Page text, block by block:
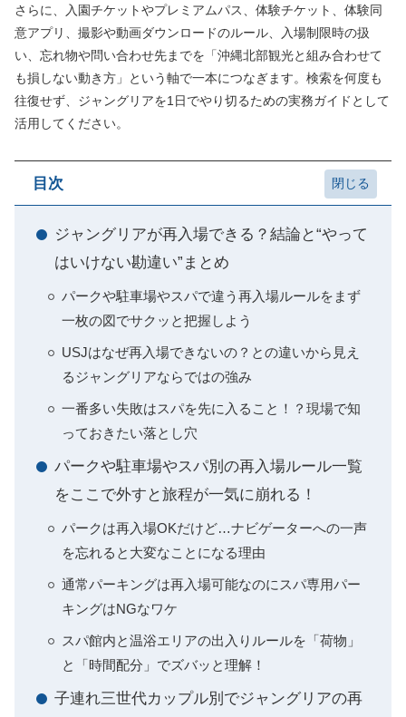
さらに、入園チケットやプレミアムパス、体験チケット、体験同
意アプリ、撮影や動画ダウンロードのルール、入場制限時の扱
い、忘れ物や問い合わせ先までを「沖縄北部観光と組み合わせて
も損しない動き方」という軸で一本につなぎます。検索を何度も
往復せず、ジャングリアを1日でやり切るための実務ガイドとして
活用してください。
目次
ジャングリアが再入場できる？結論と“やって
はいけない勘違い”まとめ
パークや駐車場やスパで違う再入場ルールをまず
一枚の図でサクッと把握しよう
USJはなぜ再入場できないの？との違いから見え
るジャングリアならではの強み
一番多い失敗はスパを先に入ること！？現場で知
っておきたい落とし穴
パークや駐車場やスパ別の再入場ルール一覧
をここで外すと旅程が一気に崩れる！
パークは再入場OKだけど…ナビゲーターへの一声
を忘れると大変なことになる理由
通常パーキングは再入場可能なのにスパ専用パー
キングはNGなワケ
スパ館内と温浴エリアの出入りルールを「荷物」
と「時間配分」でズバッと理解！
子連れ三世代カップル別でジャングリアの再